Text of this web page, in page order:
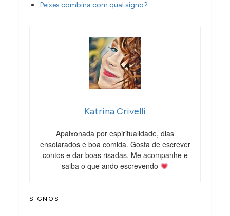
Peixes combina com qual signo?
Katrina Crivelli
Apaixonada por espiritualidade, dias
ensolarados e boa comida. Gosta de escrever
contos e dar boas risadas. Me acompanhe e
saiba o que ando escrevendo
SIGNOS